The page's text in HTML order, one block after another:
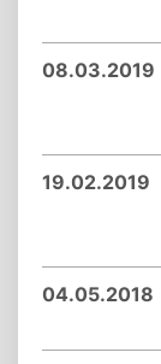
08.03.2019
19.02.2019
04.05.2018